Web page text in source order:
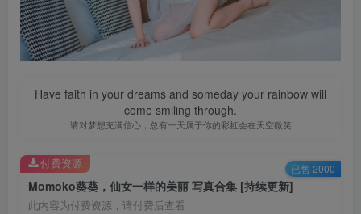
Have faith in your dreams and someday your rainbow will
come smiling through.
请对梦想充满信心，总有一天属于你的彩虹会在天空微笑
Momoko葵葵，仙女一样的美丽 写真合集 [持续更新]
此内容为付费资源，请付费后查看
付费资源 已售 2000